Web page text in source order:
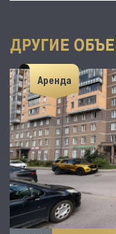
ДРУГИЕ
Аренда